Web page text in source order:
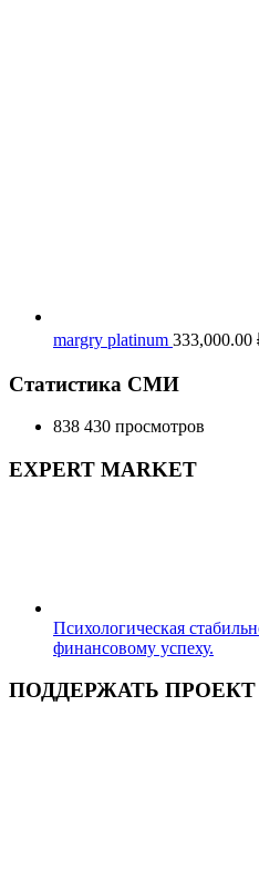
margry platinum 333,000.00
Статистика СМИ
838 430 просмотров
EXPERT MARKET
Психологическая
финансовому успеху.
ПОДДЕРЖАТЬ ПРОЕКТ